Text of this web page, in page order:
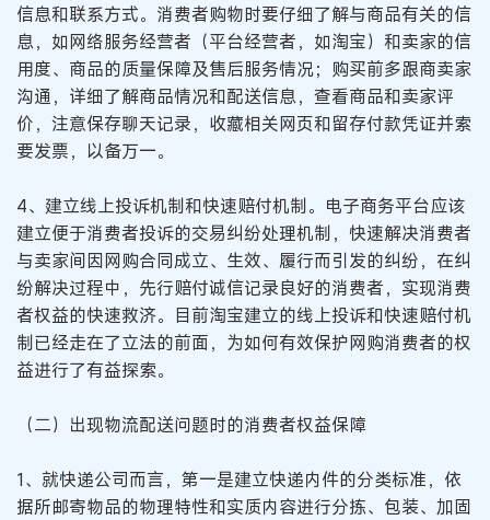
信息和联系方式。消费者购物时要仔细了解与商品有关的信
息，如网络服务经营者（平台经营者，如淘宝）和卖家的信
用度、商品的质量保障及售后服务情况；购买前多跟商卖家
沟通，详细了解商品情况和配送信息，查看商品和卖家评
价，注意保存聊天记录，收藏相关网页和留存付款凭证并索
要发票，以备万一。
4、建立线上投诉机制和快速赔付机制。电子商务平台应该
建立便于消费者投诉的交易纠纷处理机制，快速解决消费者
与卖家间因网购合同成立、生效、履行而引发的纠纷，在纠
纷解决过程中，先行赔付诚信记录良好的消费者，实现消费
者权益的快速救济。目前淘宝建立的线上投诉和快速赔付机
制已经走在了立法的前面，为如何有效保护网购消费者的权
益进行了有益探索。
（二）出现物流配送问题时的消费者权益保障
1、就快递公司而言，第一是建立快递内件的分类标准，依
据所邮寄物品的物理特性和实质内容进行分拣、包装、加固